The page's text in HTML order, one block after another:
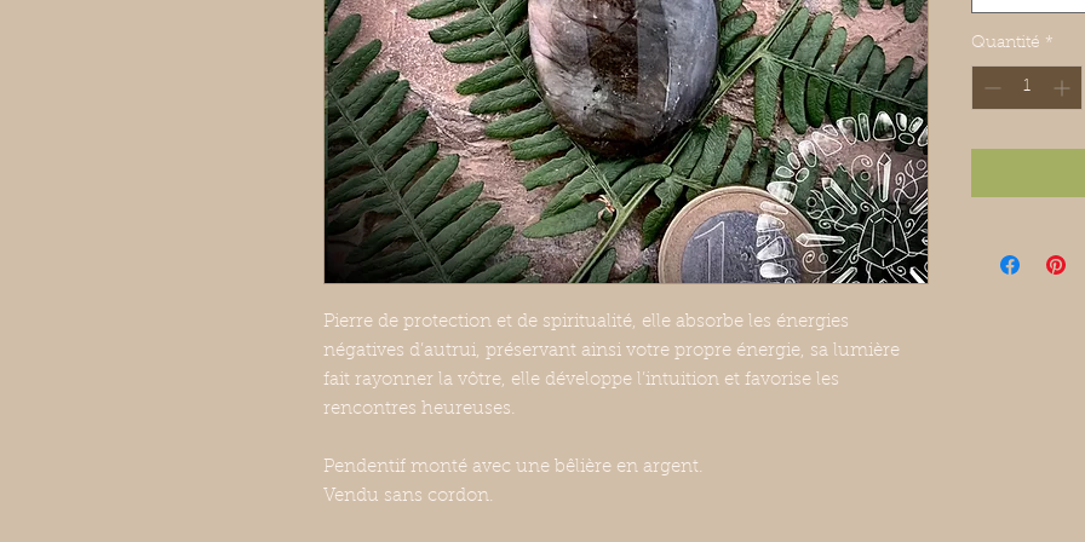
Pierre de protection et de spiritualité, elle absorbe les énergies
négatives d’autrui, préservant ainsi votre propre énergie, sa lumière
fait rayonner la vôtre, elle développe l’intuition et favorise les
rencontres heureuses.
Pendentif monté avec une bêlière en argent.
Vendu sans cordon.
Quantité *